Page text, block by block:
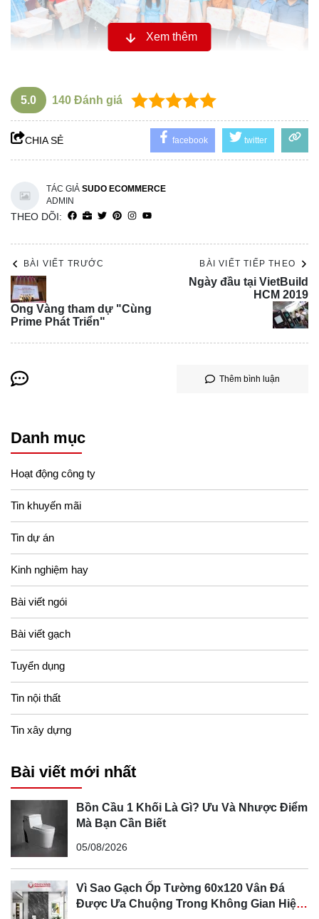
Xem thêm
5.0 140 Đánh giá
CHIA SẺ facebook twitter
TÁC GIẢ SUDO ECOMMERCE
ADMIN
THEO DÕI:
BÀI VIẾT TRƯỚC
Ong Vàng tham dự "Cùng
Prime Phát Triển"
BÀI VIẾT TIẾP THEO
Ngày đầu tại VietBuild
HCM 2019
Thêm bình luận
Danh mục
Hoạt động công ty
Tin khuyến mãi
Tin dự án
Kinh nghiệm hay
Bài viết ngói
Bài viết gạch
Tuyển dụng
Tin nội thất
Tin xây dựng
Bài viết mới nhất
Bồn Cầu 1 Khối Là Gì? Ưu Và Nhược Điểm
Mà Bạn Cần Biết
05/08/2026
Vì Sao Gạch Ốp Tường 60x120 Vân Đá
Được Ưa Chuộng Trong Không Gian Hiện